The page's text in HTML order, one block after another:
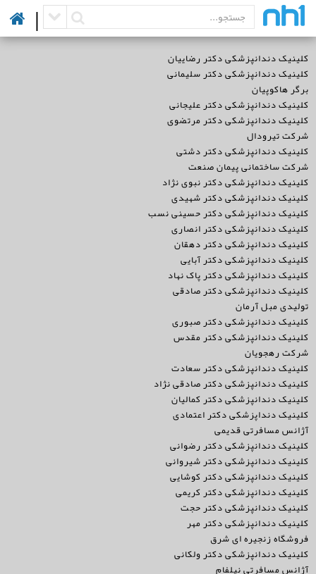
|
کلینیک دندانپزشکی دکتر رضاییان
کلینیک دندانپزشکی دکتر سلیمانی
برگر هاکوپیان
کلینیک دندانپزشکی دکتر علیجانی
کلینیک دندانپزشکی دکتر مرتضوی
شرکت تیرودال
کلینیک دندانپزشکی دکتر دشتی
شرکت ساختمانی پیمان صنعت
کلینیک دندانپزشکی دکتر نبوی نژاد
کلینیک دندانپزشکی دکتر شهیدی
کلینیک دندانپزشکی دکتر حسینی نسب
کلینیک دندانپزشکی دکتر انصاری
کلینیک دندانپزشکی دکتر دهقان
کلینیک دندانپزشکی دکتر آبایی
کلینیک دندانپزشکی دکتر پاک نهاد
کلینیک دندانپزشکی دکتر صادقی
تولیدی مبل آرمان
کلینیک دندانپزشکی دکتر صبوری
کلینیک دندانپزشکی دکتر مقدس
شرکت رهجویان
کلینیک دندانپزشکی دکتر سعادت
کلینیک دندانپزشکی دکتر صادقی نژاد
کلینیک دندانپزشکی دکتر کمالیان
کلینیک دنداپزشکی دکتر اعتمادی
آژانس مسافرتی قدیمی
کلینیک دندانپزشکی دکتر رضوانی
کلینیک دندانپزشکی دکتر شیروانی
کلینیک دندانپزشکی دکتر کوشایی
کلینیک دندانپزشکی دکتر کریمی
کلینیک دندانپزشکی دکتر حجت
کلینیک دندانپزشکی دکتر مهر
فروشگاه زنجیره ای شرق
کلینیک دندانپزشکی دکتر ولکانی
آژانس مسافرتی نیلفام